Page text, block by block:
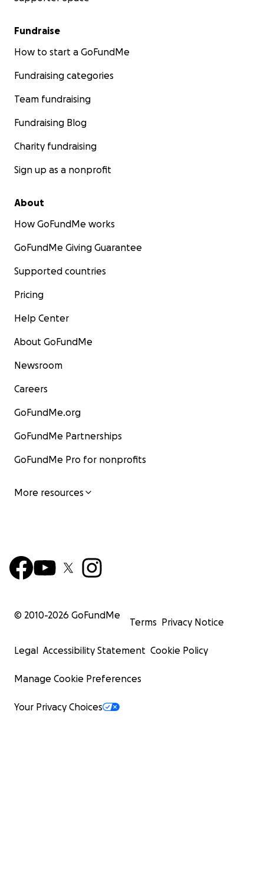
Fundraise
How to start a GoFundMe
Fundraising categories
Team fundraising
Fundraising Blog
Charity fundraising
Sign up as a nonprofit
About
How GoFundMe works
GoFundMe Giving Guarantee
Supported countries
Pricing
Help Center
About GoFundMe
Newsroom
Careers
GoFundMe.org
GoFundMe Partnerships
GoFundMe Pro for nonprofits
More resources
© 2010-2026 GoFundMe
Terms Privacy Notice
Legal Accessibility Statement Cookie Policy
Manage Cookie Preferences
Your Privacy Choices